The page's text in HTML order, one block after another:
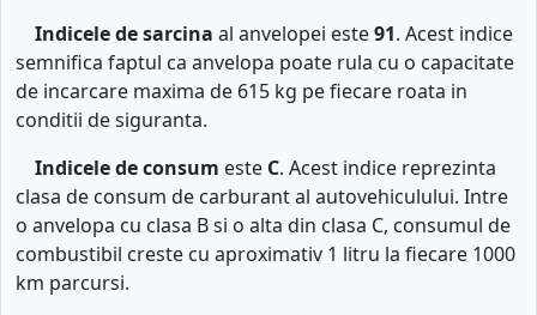
Indicele de sarcina al anvelopei este91. Acest indice
semnifica faptul ca anvelopa poate rula cu o capacitate
de incarcare maxima de 615 kg pe fiecare roata in
conditii de siguranta.
Indicele de consum este C. Acest indice reprezinta
clasa de consum de carburant al autovehiculului. Intre
o anvelopa cu clasa B si o alta din clasa C, consumul de
combustibil creste cu aproximativ 1 litru la fiecare 1000
km parcursi.